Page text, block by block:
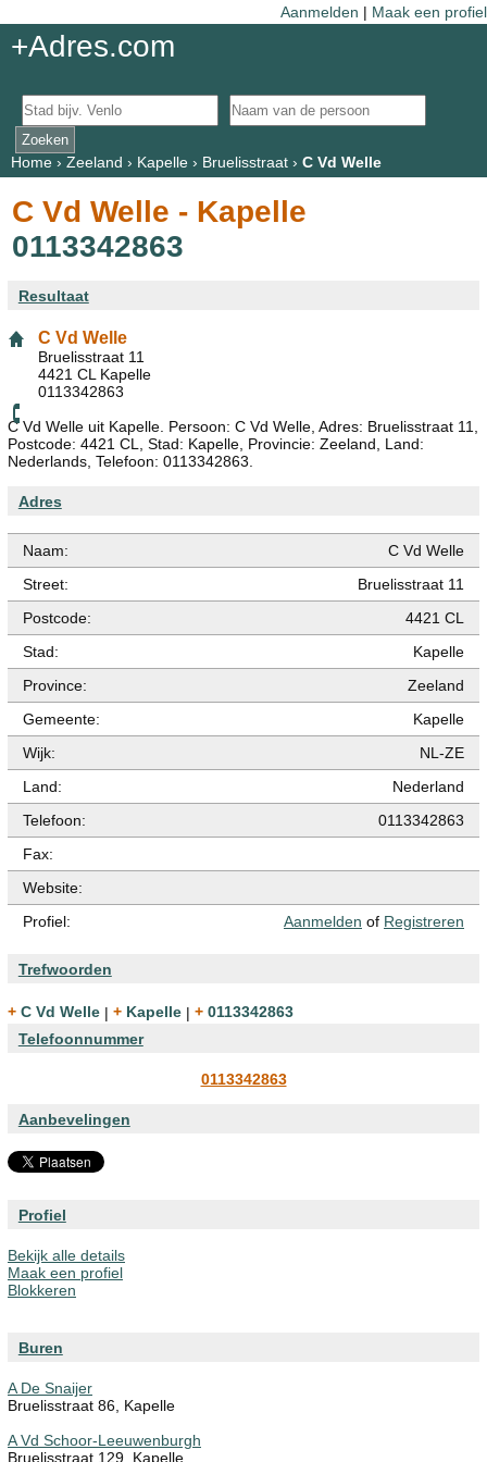
Aanmelden | Maak een profiel
+Adres.com
Home› Zeeland › Kapelle› Bruelisstraat› C Vd Welle
C Vd Welle - Kapelle
0113342863
Resultaat
C Vd Welle
Bruelisstraat 11
4421 CL Kapelle
0113342863
C Vd Welle uit Kapelle. Persoon: C Vd Welle, Adres: Bruelisstraat 11,
Postcode: 4421 CL, Stad: Kapelle, Provincie: Zeeland, Land:
Nederlands, Telefoon: 0113342863.
Adres
Naam:
C Vd Welle
Street:
Bruelisstraat 11
Postcode:
4421 CL
Stad:
Kapelle
Province:
Zeeland
Gemeente:
Kapelle
Wijk:
NL-ZE
Land:
Nederland
Telefoon:
0113342863
Fax:
Website:
Profiel:
Aanmelden of Registreren
Trefwoorden
+ C Vd Welle | + Kapelle |
+ 0113342863
Telefoonnummer
0113342863
Aanbevelingen
Profiel
Bekijk alle details
Maak een profiel
Blokkeren
Buren
A De Snaijer
Bruelisstraat 86, Kapelle
A Vd Schoor-Leeuwenburgh
Bruelisstraat 129, Kapelle